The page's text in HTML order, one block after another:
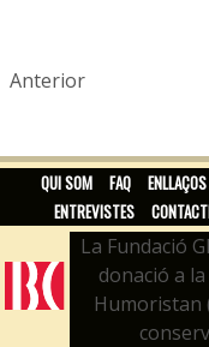
Anterior
QUI SOM FAQ ENLLAÇOS
ENTREVISTES
La Fundació
donació a
Humoristan